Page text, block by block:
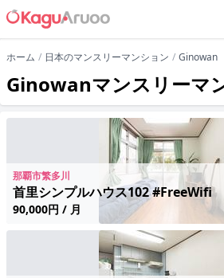
ホーム 日本のマンスリーマンション Ginowan
Ginowanマンスリーマ
那覇市繁多川
首里シンプルハウス102 #FreeWifi
90,000円 / 月